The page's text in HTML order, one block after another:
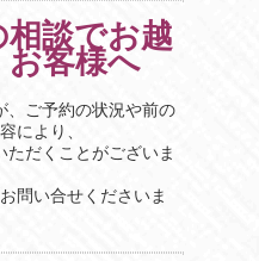
相談でお越
お客様へ
、ご予約の状況や前の
により、
だくことがございま
問い合せくださいま